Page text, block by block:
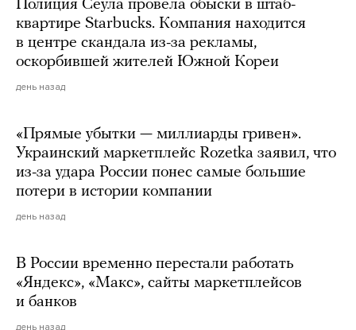
Полиция Сеула провела обыски в штаб-
квартире Starbucks. Компания находится
в центре скандала из-за рекламы,
оскорбившей жителей Южной Кореи
день назад
«Прямые убытки — миллиарды гривен».
Украинский маркетплейс Rozetka заявил, что
из-за удара России понес самые большие
потери в истории компании
день назад
В России временно перестали работать
«Яндекс», «Макс», сайты маркетплейсов
и банков
день назад